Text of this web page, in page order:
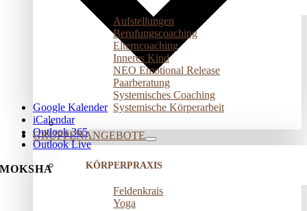
Aufstellungen
Berufungscoaching
Elterncoaching
Inneres Kind
NEO Emotional Release
Paarberatung
Systemisches Coaching
Systemische Körperarbeit
GRUPPENANGEBOTE
KÖRPERPRAXIS
Feldenkrais
Yoga
Google Kalender
iCalendar
Outlook 365
Outlook Live
MOKSHA